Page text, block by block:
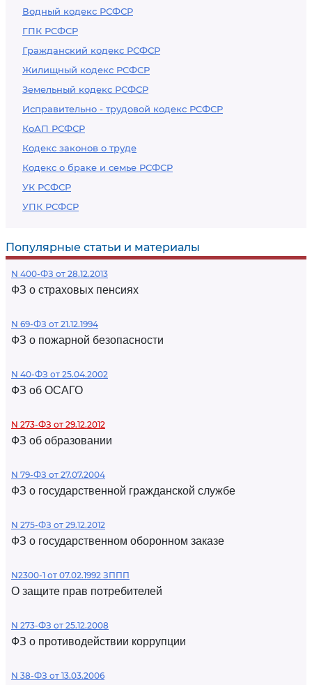
Водный кодекс РСФСР
ГПК РСФСР
Гражданский кодекс РСФСР
Жилищный кодекс РСФСР
Земельный кодекс РСФСР
Исправительно - трудовой кодекс РСФСР
КоАП РСФСР
Кодекс законов о труде
Кодекс о браке и семье РСФСР
УК РСФСР
УПК РСФСР
Популярные статьи и материалы
N 400-ФЗ от 28.12.2013
ФЗ о страховых пенсиях
N 69-ФЗ от 21.12.1994
ФЗ о пожарной безопасности
N 40-ФЗ от 25.04.2002
ФЗ об ОСАГО
N 273-ФЗ от 29.12.2012
ФЗ об образовании
N 79-ФЗ от 27.07.2004
ФЗ о государственной гражданской службе
N 275-ФЗ от 29.12.2012
ФЗ о государственном оборонном заказе
N2300-1 от 07.02.1992 ЗППП
О защите прав потребителей
N 273-ФЗ от 25.12.2008
ФЗ о противодействии коррупции
N 38-ФЗ от 13.03.2006